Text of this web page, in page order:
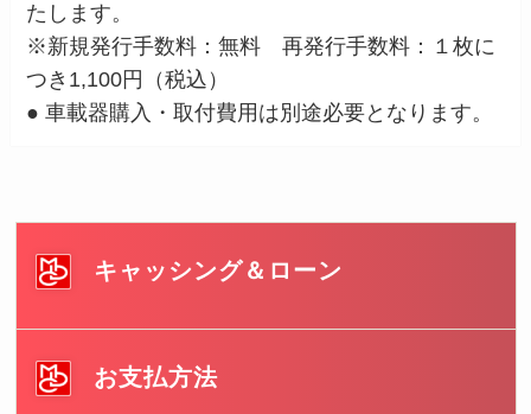
たします。
※新規発行手数料：無料 再発行手数料：１枚に
つき1,100円（税込）
● 車載器購入・取付費用は別途必要となります。
キャッシング＆ローン
お支払方法